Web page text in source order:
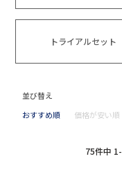
トライアルセット
並び替え
おすすめ順
価格が安い順
75件中 1-